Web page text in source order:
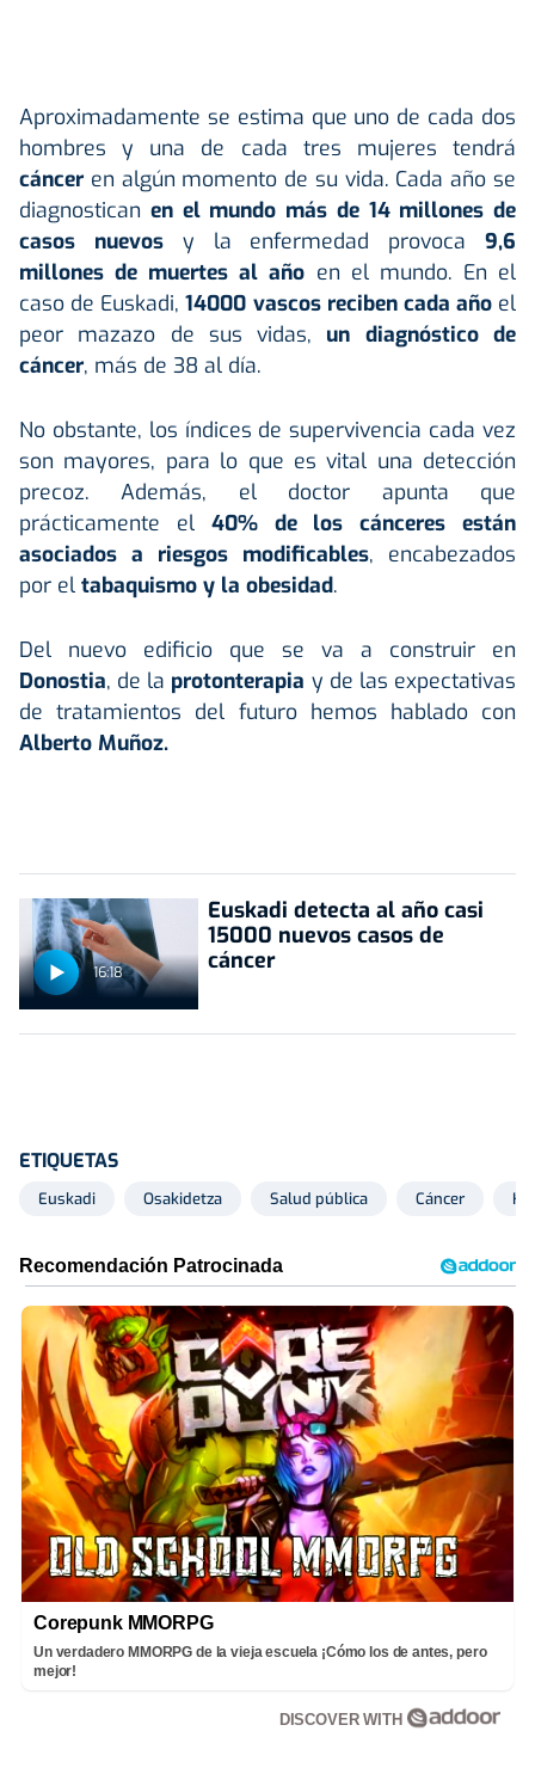
Aproximadamente se estima que uno de cada dos
hombres y una de cada tres mujeres tendrá
cáncer en algún momento de su vida. Cada año se
diagnostican en el mundo más de 14 millones de
casos nuevos y la enfermedad provoca9,6
millones de muertes al año en el mundo. En el
caso de Euskadi, 14000 vascos reciben cada añoel
peor mazazo de sus vidas, un diagnóstico de
cáncer, más de 38 al día.
No obstante, los índices de supervivencia cada vez
son mayores, para lo que es vital una detección
precoz. Además, el doctor apunta que
prácticamente el 40% de los cánceres están
asociados a riesgos modificables, encabezados
por el tabaquismo y la obesidad.
Del nuevo edificio que se va a construir en
Donostia, de la protonterapia y de las expectativas
de tratamientos del futuro hemos hablado con
Alberto Muñoz.
16:18
Euskadi detecta al año casi
15000 nuevos casos de
cáncer
ETIQUETAS
Euskadi Osakidetza Salud pública Cáncer
Corepunk MMORPG
Un verdadero MMORPG de la vieja escuela ¡Cómo los de antes, pero
mejor!
DISCOVER WITH